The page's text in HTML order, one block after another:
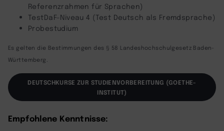
Referenzrahmen für Sprachen)
TestDaF-Niveau 4 (Test Deutsch als Fremdsprache)
Probestudium
Es gelten die Bestimmungen des § 58 Landeshochschulgesetz Baden-
Württemberg.
DEUTSCHKURSE ZUR STUDIENVORBEREITUNG (GOETHE-
INSTITUT)
Empfohlene Kenntnisse: